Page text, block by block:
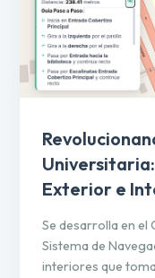
Exterior e
Se desarrolla en el
Sistema de
interiores que